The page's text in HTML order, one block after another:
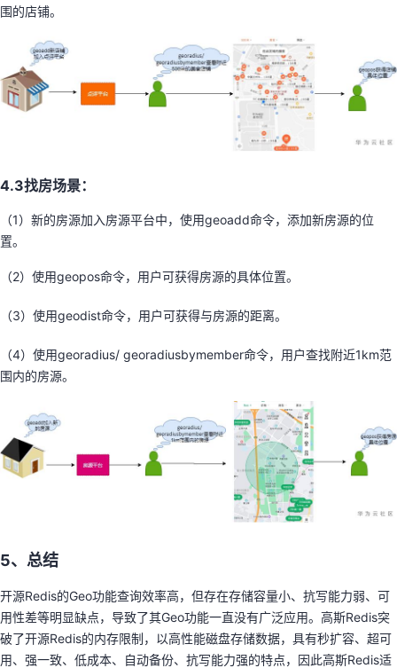
围的店铺。
4.3找房场景：
（1）新的房源加入房源平台中，使用geoadd命令，添加新房源的位
置。
（2）使用geopos命令，用户可获得房源的具体位置。
（3）使用geodist命令，用户可获得与房源的距离。
（4）使用georadius/ georadiusbymember命令，用户查找附近1km范
围内的房源。
5、总结
开源Redis的Geo功能查询效率高，但存在存储容量小、抗写能力弱、可
用性差等明显缺点，导致了其Geo功能一直没有广泛应用。高斯Redis突
破了开源Redis的内存限制，以高性能磁盘存储数据，具有秒扩容、超可
用、强一致、低成本、自动备份、抗写能力强的特点，因此高斯Redis适